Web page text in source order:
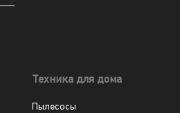
Техника для дома
Пылесосы